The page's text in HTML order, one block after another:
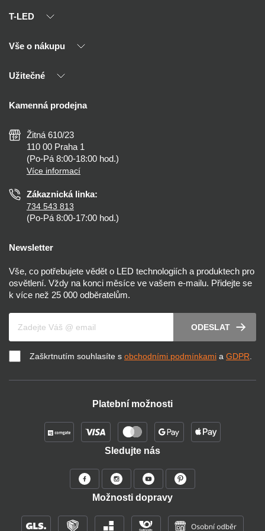
T-LED
O nás
Kontakty
Vše o nákupu
Výhody T-LED
Montáž
Nejčastější dotazy
Než koupíte
Osvětlení dle místnosti
Užitečné
Reklamace a vrácení
Zásady ochrany soukromí
Nastavení cookies
Prohlášení o přístupnosti
Kamenná prodejna
Žitná 610/23
110 00 Praha 1
(Po-Pá 8:00-18:00 hod.)
Více informací
Zákaznická linka:
734 543 813
(Po-Pá 8:00-17:00 hod.)
Newsletter
Vše, co potřebujete vědět o LED technologiích a produktech pro
osvětlení. Vždy na konci měsíce ve vašem e-mailu. Přidejte se
k více než 25 000 odběratelům.
ODESLAT
Zaškrtnutím souhlasíte s obchodními podmínkami a GDPR
Platební možnosti
Sledujte nás
Možnosti dopravy